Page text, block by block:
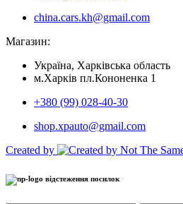
china.cars.kh@gmail.com
Магазин:
Україна, Харківська область
м.Харків пл.Кононенка 1
+380 (99) 028-40-30
shop.xpauto@gmail.com
Created by
відстеження посилок